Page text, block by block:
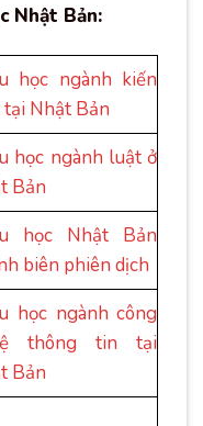
Nhật Bản:
học ngành kiến
Nhật Bản
học ngành luật ở
Bản
học Nhật Bản
biên phiên dịch
học ngành công
thông tin tại
Bản